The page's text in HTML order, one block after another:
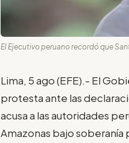
El Ejecutivo peruano recordó que
Lima, 5 ago (EFE).- El
protesta ante las
acusa a las autoridades
Amazonas bajo soberanía